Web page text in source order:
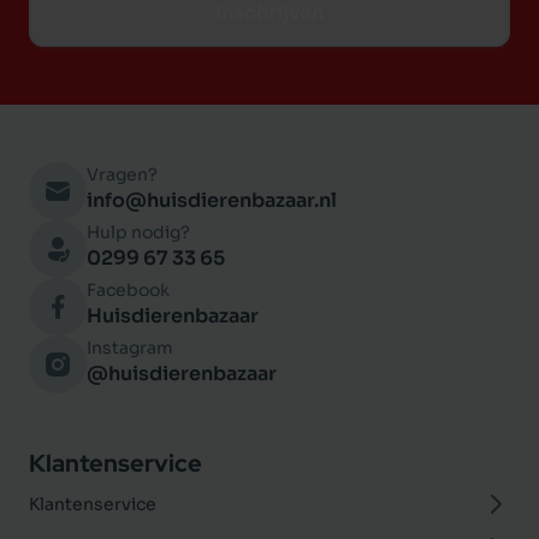
Vragen?
info@huisdierenbazaar.nl
Hulp nodig?
0299 67 33 65
Facebook
Huisdierenbazaar
Instagram
@huisdierenbazaar
Klantenservice
Klantenservice